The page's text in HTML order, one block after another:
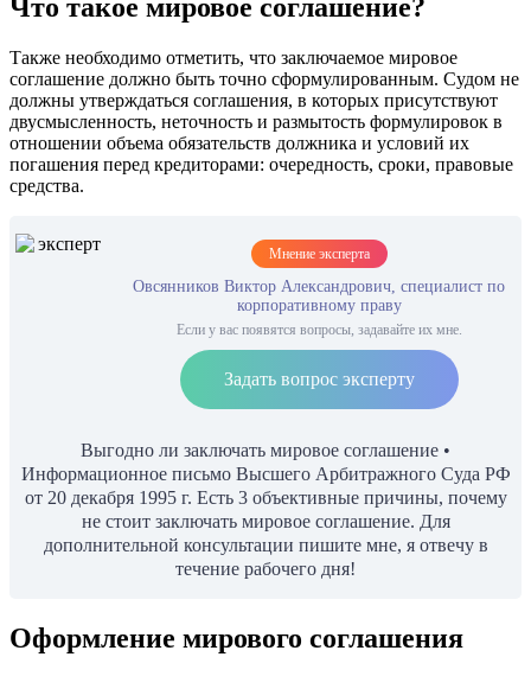
Что такое мировое соглашение?
Также необходимо отметить, что заключаемое мировое
соглашение должно быть точно сформулированным. Судом не
должны утверждаться соглашения, в которых присутствуют
двусмысленность, неточность и размытость формулировок в
отношении объема обязательств должника и условий их
погашения перед кредиторами: очередность, сроки, правовые
средства.
Мнение эксперта
Овсянников Виктор Александрович, специалист по
корпоративному праву
Если у вас появятся вопросы, задавайте их мне.
Задать вопрос эксперту
Выгодно ли заключать мировое соглашение •
Информационное письмо Высшего Арбитражного Суда РФ
от 20 декабря 1995 г. Есть 3 объективные причины, почему
не стоит заключать мировое соглашение. Для
дополнительной консультации пишите мне, я отвечу в
течение рабочего дня!
Оформление мирового соглашения